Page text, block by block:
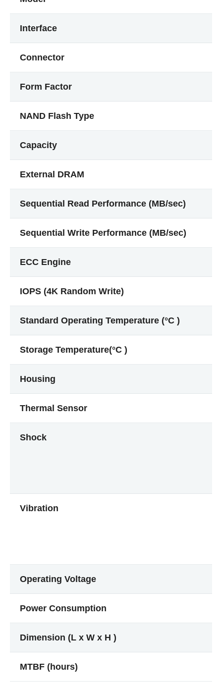
Interface
Connector
Form Factor
NAND Flash Type
Capacity
External DRAM
Sequential Read Performance (MB/sec)
Sequential Write Performance (MB/sec)
ECC Engine
IOPS (4K Random Write)
Standard Operating Temperature (°C )
Storage Temperature(°C )
Housing
Thermal Sensor
Shock
Vibration
Operating Voltage
Power Consumption
Dimension (L x W x H )
MTBF (hours)